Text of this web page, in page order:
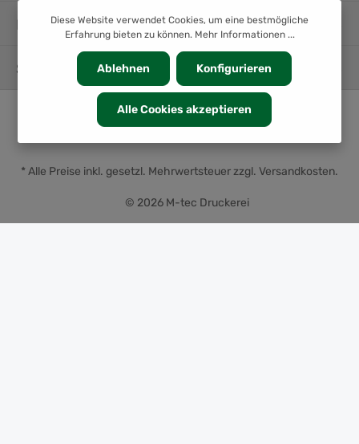
INFORMATION
SERVICE
© 2026 M-tec Druckerei
* Alle Preise inkl. gesetzl. Mehrwertsteuer zzgl. Versandkosten.
Diese Website verwendet Cookies, um eine bestmögliche
Erfahrung bieten zu können. Mehr Informationen ...
Ablehnen Konfigurieren
Alle Cookies akzeptieren